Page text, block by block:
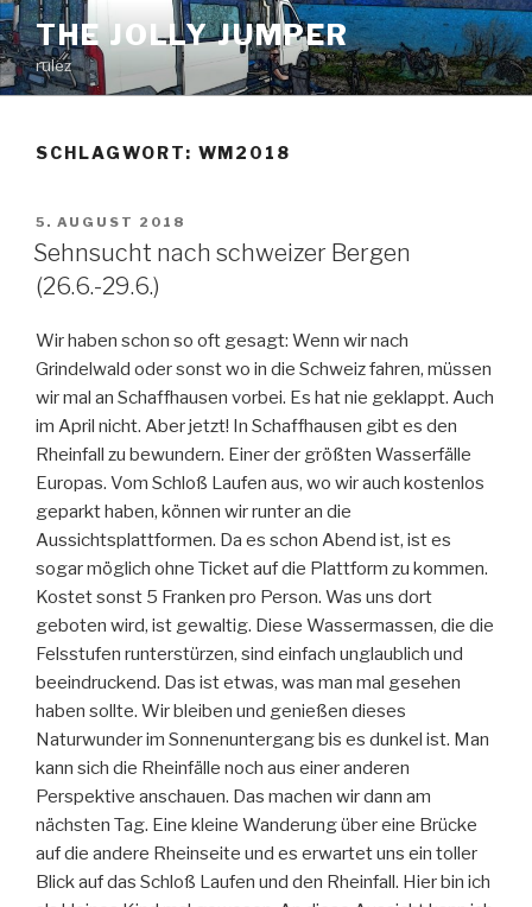
Zum
Inhalt
springen
THE JOLLY JUMPER
rulez
SCHLAGWORT: WM2018
VERÖFFENTLICHT
AM
5. AUGUST 2018
Sehnsucht nach schweizer Bergen
(26.6.-29.6.)
Wir haben schon so oft gesagt: Wenn wir nach
Grindelwald oder sonst wo in die Schweiz fahren, müssen
wir mal an Schaffhausen vorbei. Es hat nie geklappt. Auch
im April nicht. Aber jetzt! In Schaffhausen gibt es den
Rheinfall zu bewundern. Einer der größten Wasserfälle
Europas. Vom Schloß Laufen aus, wo wir auch kostenlos
geparkt haben, können wir runter an die
Aussichtsplattformen. Da es schon Abend ist, ist es
sogar möglich ohne Ticket auf die Plattform zu kommen.
Kostet sonst 5 Franken pro Person. Was uns dort
geboten wird, ist gewaltig. Diese Wassermassen, die die
Felsstufen runterstürzen, sind einfach unglaublich und
beeindruckend. Das ist etwas, was man mal gesehen
haben sollte. Wir bleiben und genießen dieses
Naturwunder im Sonnenuntergang bis es dunkel ist. Man
kann sich die Rheinfälle noch aus einer anderen
Perspektive anschauen. Das machen wir dann am
nächsten Tag. Eine kleine Wanderung über eine Brücke
auf die andere Rheinseite und es erwartet uns ein toller
Blick auf das Schloß Laufen und den Rheinfall. Hier bin ich